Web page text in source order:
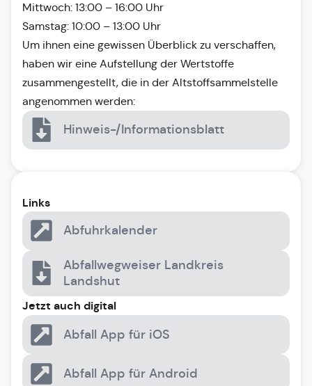
Mittwoch: 13:00 – 16:00 Uhr
Samstag: 10:00 – 13:00 Uhr
Um ihnen eine gewissen Überblick zu verschaffen,
haben wir eine Aufstellung der Wertstoffe
zusammengestellt, die in der Altstoffsammelstelle
angenommen werden:
Hinweis-/Informationsblatt
Links
Abfuhrkalender
Abfallwegweiser Landkreis
Landshut
Jetzt auch digital
Abfall App für iOS
Abfall App für Android